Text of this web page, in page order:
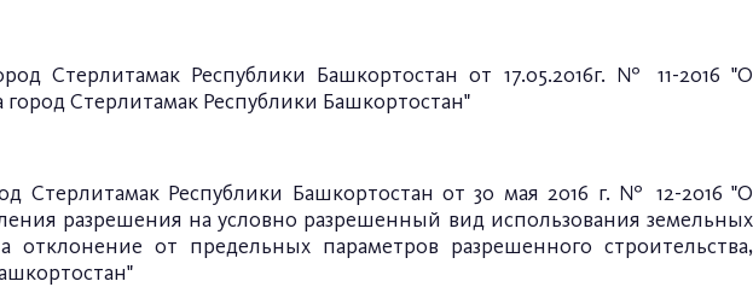
Стерлитамак Республики Башкортостанот 17.05.2016г. № 11-2016"О
город Стерлитамак Республики Башкортостан"
Стерлитамак Республики Башкортостан от 30 мая 2016 г. № 12-2016"О
разрешения на условно разрешенный вид использования земельных
отклонение от предельных параметров разрешенного строительства,